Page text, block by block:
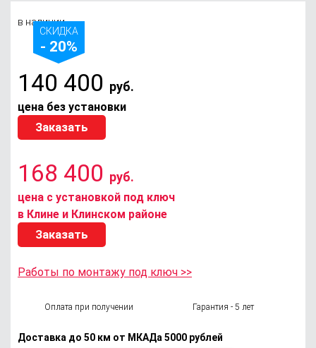
в наличии
СКИДКА
- 20%
140 400 руб.
цена без установки
Заказать
168 400 руб.
цена с установкой под ключ
в Клине и Клинском районе
Заказать
Работы по монтажу под ключ >>
Оплата при получении Гарантия - 5 лет
Доставка до 50 км от МКАДа 5000 рублей